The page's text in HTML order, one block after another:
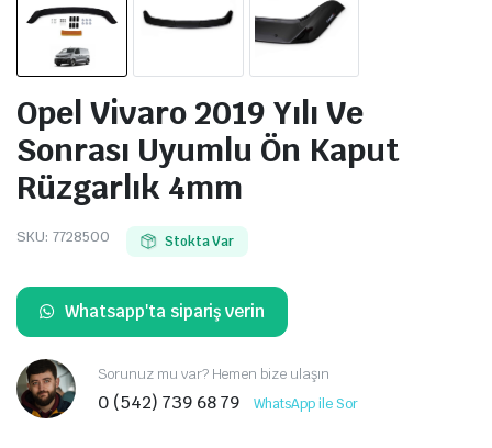
Opel Vivaro 2019 Yılı Ve
Sonrası Uyumlu Ön Kaput
Rüzgarlık 4mm
SKU: 7728500 Stokta Var
Whatsapp'ta sipariş verin
Sorunuz mu var? Hemen bize ulaşın
0 (542) 739 68 79 WhatsApp ile Sor